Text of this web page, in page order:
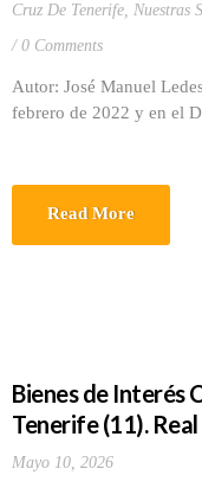
Cruz De Tenerife, Nuestras
0 Comments
Autor: José Manuel
febrero de 2022 y en el
Read More
Bienes de Interés
Tenerife (11).
Mayo 10, 2026